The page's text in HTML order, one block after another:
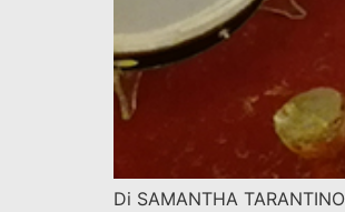
Di SAMANTHA